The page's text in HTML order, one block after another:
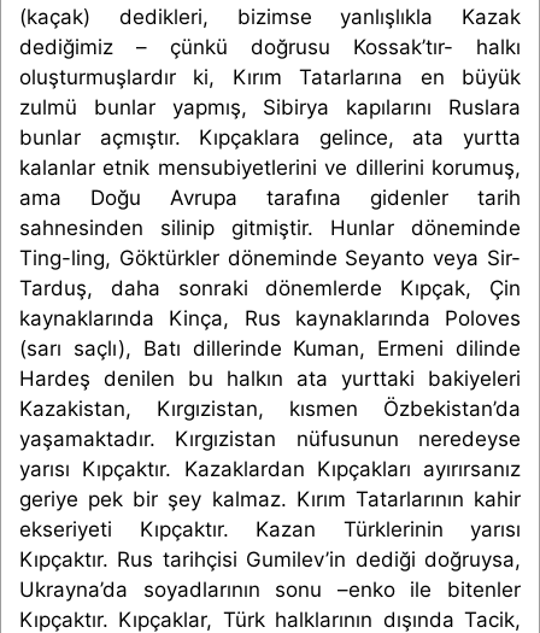
(kaçak) dedikleri, bizimse yanlışlıkla Kazak
dediğimiz – çünkü doğrusu Kossak’tır- halkı
oluşturmuşlardır ki, Kırım Tatarlarına en büyük
zulmü bunlar yapmış, Sibirya kapılarını Ruslara
bunlar açmıştır. Kıpçaklara gelince, ata yurtta
kalanlar etnik mensubiyetlerini ve dillerini korumuş,
ama Doğu Avrupa tarafına gidenler tarih
sahnesinden silinip gitmiştir. Hunlar döneminde
Ting-ling, Göktürkler döneminde Seyanto veya Sir-
Tarduş, daha sonraki dönemlerde Kıpçak, Çin
kaynaklarında Kinça, Rus kaynaklarında Poloves
(sarı saçlı), Batı dillerinde Kuman, Ermeni dilinde
Hardeş denilen bu halkın ata yurttaki bakiyeleri
Kazakistan, Kırgızistan, kısmen Özbekistan’da
yaşamaktadır. Kırgızistan nüfusunun neredeyse
yarısı Kıpçaktır. Kazaklardan Kıpçakları ayırırsanız
geriye pek bir şey kalmaz. Kırım Tatarlarının kahir
ekseriyeti Kıpçaktır. Kazan Türklerinin yarısı
Kıpçaktır. Rus tarihçisi Gumilev’in dediği doğruysa,
Ukrayna’da soyadlarının sonu –enko ile bitenler
Kıpçaktır. Kıpçaklar, Türk halklarının dışında Tacik,